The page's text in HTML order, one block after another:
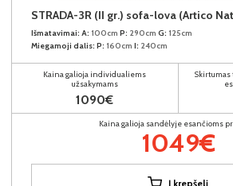
STRADA-3R (II gr.) sofa-lova (Artico
Išmatavimai: A: 100cm P: 290cm G: 125cm
Miegamoji dalis: P: 160cm I: 240cm
Kaina galioja individualiems
užsakymams
1090€
Skirtumas
Kaina galioja sandėlyje esančioms
1049€
Į krepšelį